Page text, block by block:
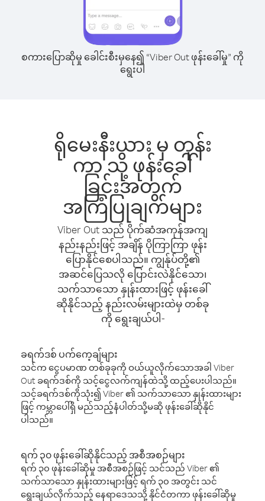
စကားပြောဆိုမှု ခေါင်းစီးမှနေ၍ “Viber Out ဖုန်းခေါ်မှု” ကို
ရွေးပါ
ရိုမေးနီးယား မှ တုန်း
ကာ သို့ ဖုန်းခေါ်
ခြင်းအတွက်
အကြံပြုချက်များ
Viber Out သည် ပိုက်ဆံအကုန်အကျ
နည်းနည်းဖြင့် အချိန် ပိုကြာကြာ ဖုန်း
ပြောနိုင်စေပါသည်။ ကျွန်ုပ်တို့၏
အဆင်ပြေသလို ပြောင်းလဲနိုင်သော၊
သက်သာသော နှုန်းထားဖြင့် ဖုန်းခေါ်
ဆိုနိုင်သည့် နည်းလမ်းများထဲမှ တစ်ခု
ကို ရွေးချယ်ပါ-
ခရက်ဒစ် ပက်ကေ့ချ်များ
သင်က ငွေပမာဏ တစ်ခုခုကို ဝယ်ယူလိုက်သောအခါ Viber
Out ခရက်ဒစ်ကို သင့်ငွေလက်ကျန်ထဲသို့ ထည့်ပေးပါသည်။
သင့်ခရက်ဒစ်ကိုသုံး၍ Viber ၏ သက်သာသော နှုန်းထားများ
ဖြင့် ကမ္ဘာပေါ်ရှိ မည်သည့်နံပါတ်သို့မဆို ဖုန်းခေါ်ဆိုနိုင်
ပါသည်။
ရက် ၃၀ ဖုန်းခေါ်ဆိုနိုင်သည့် အစီအစဉ်များ
ရက် ၃၀ ဖုန်းခေါ်ဆိုမှု အစီအစဉ်ဖြင့် သင်သည် Viber ၏
သက်သာသော နှုန်းထားများဖြင့် ရက် ၃၀ အတွင်း သင်
ရွေးချယ်လိုက်သည့် နေရာဒေသသို့ နိုင်ငံတကာ ဖုန်းခေါ်ဆိုမှု